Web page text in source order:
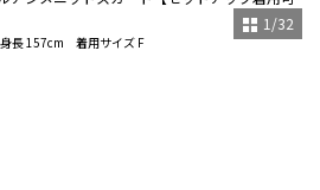
長 157cm 着用サイズ F
1 /32